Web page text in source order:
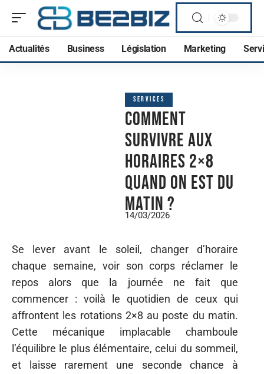
Actualités Business Législation Marketing
SERVICES
Comment
survivre aux
horaires 2×8
quand on est du
matin ?
14/03/2026
Se lever avant le soleil, changer d’horaire
chaque semaine, voir son corps réclamer le
repos alors que la journée ne fait que
commencer : voilà le quotidien de ceux qui
affrontent les rotations 2×8 au poste du matin.
Cette mécanique implacable chamboule
l’équilibre le plus élémentaire, celui du sommeil,
et laisse rarement une seconde chance à